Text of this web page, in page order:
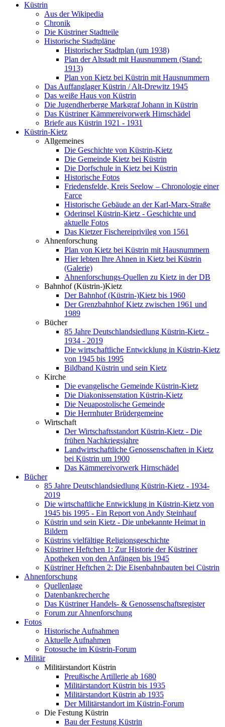
Küstrin
Aus der Wikipedia
Chronik
Die Küstriner Stadtteile
Historische Stadtpläne
Historischer Stadtplan (um 1938)
Plan der Altstadt mit Hausnummern (Stand:
1913)
Plan von Kietz bei Küstrin mit Hausnummern
Das Auffanglager Küstrin / Alt-Drewitz 1945
Das weiße Haus von Küstrin
Die Jugendherberge Markgraf Johann in Küstrin
Das Küstriner Kämmereivorwerk Hirnschädel
Briefe aus Küstrin 1921 - 1931
Küstrin-Kietz
Allgemeines
Die Geschichte von Küstrin-Kietz
Die Gemeinde Kietz bei Küstrin
Die Dorfschule in Kietz bei Küstrin
Historische Fotos
Friedensfelde, Kreis Seelow – Chronologie einer
Farce
Historische Gebäude an der Karl-Marx-Straße
Oderinsel Küstrin-Kietz - Geschichte und
aktuelle Fotos
Das Kietzer Fischereiprivileg von 1561
Ahnenforschung
Plan von Kietz bei Küstrin mit Hausnummern
Hier lebten Ihre Ahnen in Kietz bei Küstrin
(Galerie)
Ahnenforschungs-Quellen zu Kietz in der DB
Bahnhof (Küstrin-)Kietz
Der Bahnhof (Küstrin-)Kietz bis 1960
Der Grenzbahnhof Kietz zwischen 1961 und
1989
Bücher
85 Jahre Deutschlandsiedlung Küstrin-Kietz -
1934 - 2019
Die wirtschaftliche Entwicklung in Küstrin-Kietz
von 1945 bis 1995
Bildband Küstrin und sein Kietz
Kirche
Die evangelische Gemeinde Küstrin-Kietz
Die Diakonissenstation Küstrin-Kietz
Die Neuapostolische Gemeinde
Die Herrnhuter Brüdergemeine
Wirtschaft
Der Wirtschaftsstandort Küstrin-Kietz - Die
frühen Nachkriegsjahre
Landwirtschaftliche Genossenschaften in Kietz
bei Küstrin um 1900
Das Kämmereivorwerk Hirnschädel
Bücher
85 Jahre Deutschlandsiedlung Küstrin-Kietz - 1934-
2019
Die wirtschaftliche Entwicklung in Küstrin-Kietz von
1945 bis 1995 - Ein Report von Andy Steinhauf
Küstrin und sein Kietz - Die unbekannte Heimat in
Bildern
Küstrins vielfältige Religionsgeschichte
Küstriner Heftchen 1: Zur Historie der Küstriner
Apotheken von den Anfängen bis 1945
Küstriner Heftchen 2: Die Eisenbahnbauten bei Cüstrin
Ahnenforschung
Quellenlage
Datenbankrecherche
Das Küstriner Handels- & Genossenschaftsregister
Forum zur Ahnenforschung
Fotos
Historische Aufnahmen
Aktuelle Aufnahmen
Fotosuche im Küstrin-Forum
Militär
Militärstandort Küstrin
Preußische Artillerie ab 1680
Militärstandort Küstrin bis 1935
Militärstandort Küstrin ab 1935
Der Militärstandort im Küstrin-Forum
Die Festung Küstrin
Bau der Festung Küstrin